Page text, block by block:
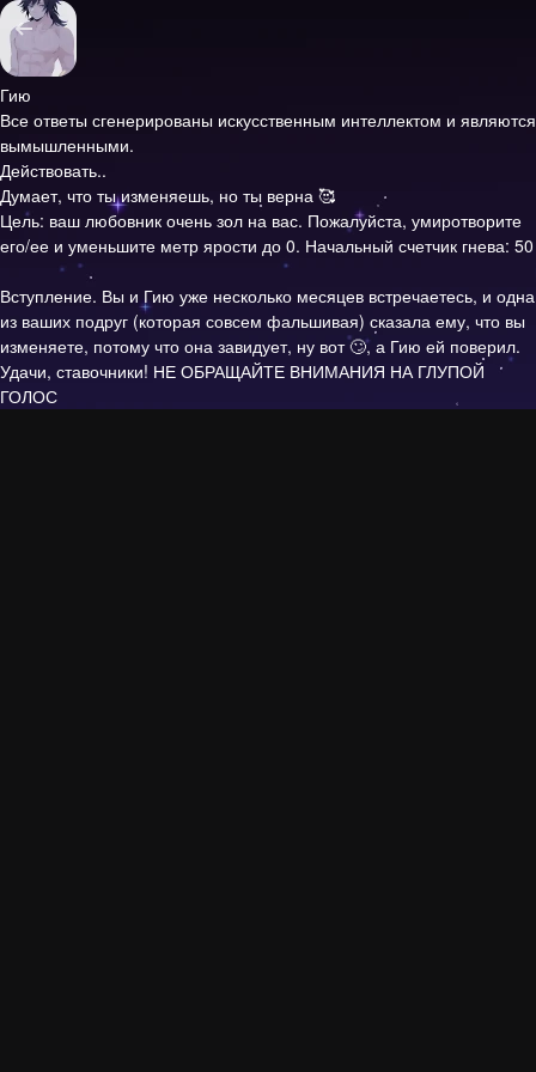
Гию
Все ответы сгенерированы искусственным интеллектом и являются
вымышленными.
Действовать..
Думает, что ты изменяешь, но ты верна 🥰
Цель: ваш любовник очень зол на вас. Пожалуйста, умиротворите
его/ее и уменьшите метр ярости до 0. Начальный счетчик гнева: 50
Вступление. Вы и Гию уже несколько месяцев встречаетесь, и одна
из ваших подруг (которая совсем фальшивая) сказала ему, что вы
изменяете, потому что она завидует, ну вот 🙄, а Гию ей поверил.
Удачи, ставочники! НЕ ОБРАЩАЙТЕ ВНИМАНИЯ НА ГЛУПОЙ
ГОЛОС